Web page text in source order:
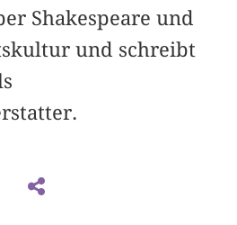
Shakespeare und
und schreibt